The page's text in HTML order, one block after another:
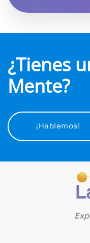
¿Tienes
Mente?
¡Hablemos!